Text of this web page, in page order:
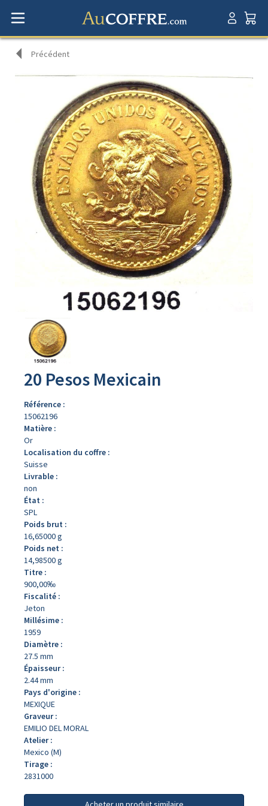
Précédent
produit
20 Pesos Mexicain
Référence :
15062196
Matière :
Or
Localisation du coffre :
Suisse
Livrable :
non
État :
SPL
Poids brut :
16,65000 g
Poids net :
14,98500 g
Titre :
900,00‰
Fiscalité :
Jeton
Millésime :
1959
Diamètre :
27.5 mm
Épaisseur :
2.44 mm
Pays d'origine :
MEXIQUE
Graveur :
EMILIO DEL MORAL
Atelier :
Mexico (M)
Tirage :
2831000